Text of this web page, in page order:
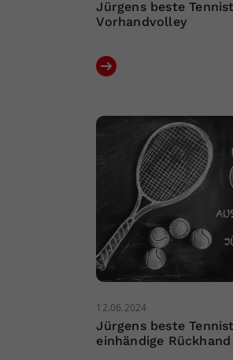
Jürgens beste
Vorhandvolley
12.06.2024
Jürgens beste
einhändige Rückhand